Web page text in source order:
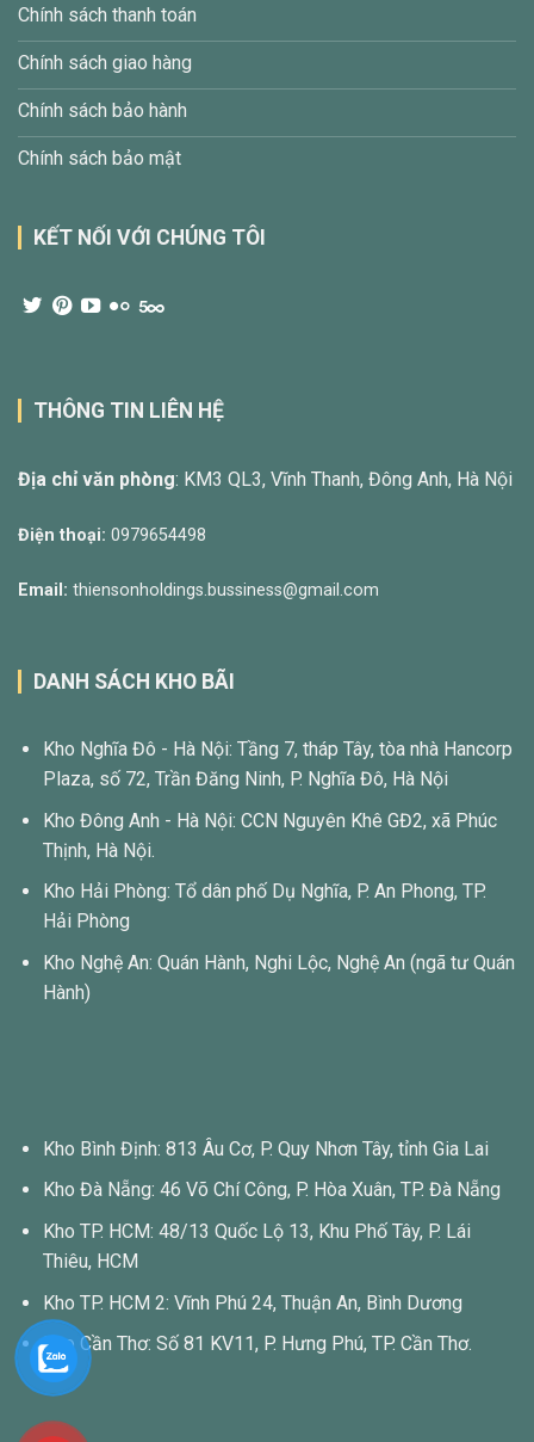
Chính sách thanh toán
Chính sách giao hàng
Chính sách bảo hành
Chính sách bảo mật
KẾT NỐI VỚI CHÚNG TÔI
THÔNG TIN LIÊN HỆ
Địa chỉ văn phòng: KM3 QL3, Vĩnh Thanh, Đông Anh, Hà Nội
Điện thoại: 0979654498
Email: thiensonholdings.bussiness@gmail.com
DANH SÁCH KHO BÃI
Kho Nghĩa Đô - Hà Nội: Tầng 7, tháp Tây, tòa nhà Hancorp
Plaza, số 72, Trần Đăng Ninh, P. Nghĩa Đô, Hà Nội
Kho Đông Anh - Hà Nội: CCN Nguyên Khê GĐ2, xã Phúc
Thịnh, Hà Nội.
Kho Hải Phòng: Tổ dân phố Dụ Nghĩa, P. An Phong, TP.
Hải Phòng
Kho Nghệ An: Quán Hành, Nghi Lộc, Nghệ An (ngã tư Quán
Hành)
Kho Bình Định: 813 Âu Cơ, P. Quy Nhơn Tây, tỉnh Gia Lai
Kho Đà Nẵng: 46 Võ Chí Công, P. Hòa Xuân, TP. Đà Nẵng
Kho TP. HCM: 48/13 Quốc Lộ 13, Khu Phố Tây, P. Lái
Thiêu, HCM
Kho TP. HCM 2: Vĩnh Phú 24, Thuận An, Bình Dương
Kho Cần Thơ: Số 81 KV11, P. Hưng Phú, TP. Cần Thơ.